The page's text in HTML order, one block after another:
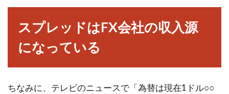
グからも、情報を...
ビットコインFXの大暴落で阿鼻叫
スプレッドはFX会社の収入源
になっている
ちなみに、テレビのニュースで「為替は現在1ドル○○